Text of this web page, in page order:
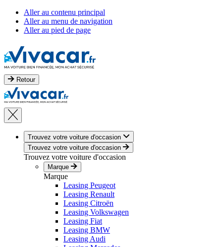
Aller au contenu principal
Aller au menu de navigation
Aller au pied de page
Retour
Trouvez votre voiture d'occasion
Trouvez votre voiture d'occasion
Trouvez votre voiture d'occasion
Marque
Marque
Leasing Peugeot
Leasing Renault
Leasing Citroën
Leasing Volkswagen
Leasing Fiat
Leasing BMW
Leasing Audi